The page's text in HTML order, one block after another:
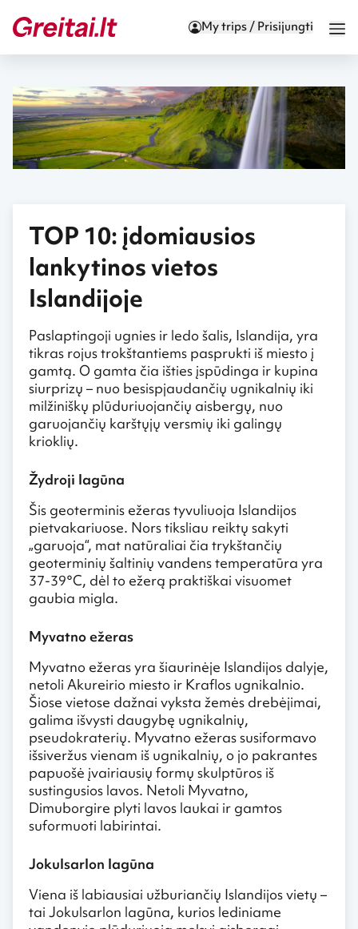
My trips / Prisijungti
TOP 10: įdomiausios
lankytinos vietos
Islandijoje
Paslaptingoji ugnies ir ledo šalis, Islandija, yra
tikras rojus trokštantiems pasprukti iš miesto į
gamtą. O gamta čia išties įspūdinga ir kupina
siurprizų – nuo besispjaudančių ugnikalnių iki
milžiniškų plūduriuojančių aisbergų, nuo
garuojančių karštųjų versmių iki galingų
krioklių.
Žydroji lagūna
Šis geoterminis ežeras tyvuliuoja Islandijos
pietvakariuose. Nors tiksliau reiktų sakyti
„garuoja“, mat natūraliai čia trykštančių
geoterminių šaltinių vandens temperatūra yra
37-39°C, dėl to ežerą praktiškai visuomet
gaubia migla.
Myvatno ežeras
Myvatno ežeras yra šiaurinėje Islandijos dalyje,
netoli Akureirio miesto ir Kraflos ugnikalnio.
Šiose vietose dažnai vyksta žemės drebėjimai,
galima išvysti daugybę ugnikalnių,
pseudokraterių. Myvatno ežeras susiformavo
išsiveržus vienam iš ugnikalnių, o jo pakrantes
papuošė įvairiausių formų skulptūros iš
sustingusios lavos. Netoli Myvatno,
Dimuborgire plyti lavos laukai ir gamtos
suformuoti labirintai.
Jokulsarlon lagūna
Viena iš labiausiai užburiančių Islandijos vietų –
tai Jokulsarlon lagūna, kurios lediniame